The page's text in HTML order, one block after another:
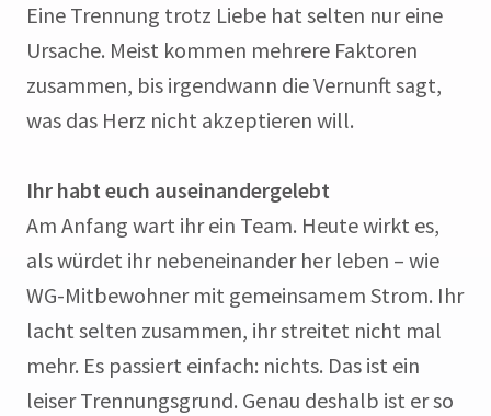
Eine Trennung trotz Liebe hat selten nur eine
Ursache. Meist kommen mehrere Faktoren
zusammen, bis irgendwann die Vernunft sagt,
was das Herz nicht akzeptieren will.
Ihr habt euch auseinandergelebt
Am Anfang wart ihr ein Team. Heute wirkt es,
als würdet ihr nebeneinander her leben – wie
WG-Mitbewohner mit gemeinsamem Strom. Ihr
lacht selten zusammen, ihr streitet nicht mal
mehr. Es passiert einfach: nichts. Das ist ein
leiser Trennungsgrund. Genau deshalb ist er so